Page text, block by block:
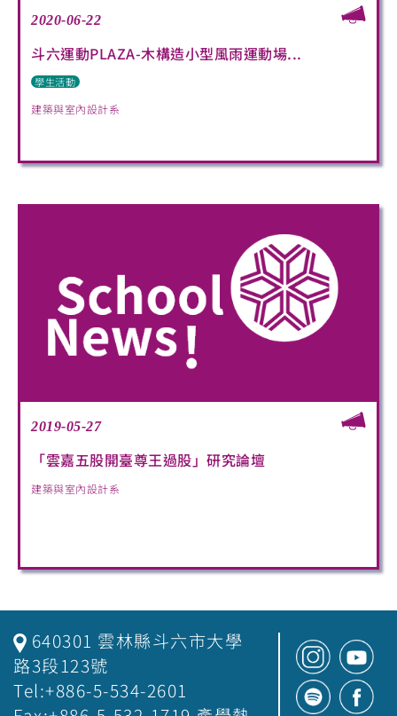
2020-06-22
斗六運動PLAZA-木構造小型風雨運動場...
學生活動
建築與室內設計系
2019-05-27
「雲嘉五股開臺尊王過股」研究論壇
建築與室內設計系
640301 雲林縣斗六市大學
路3段123號
Tel:+886-5-534-2601